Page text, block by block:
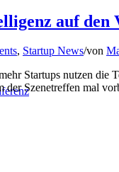
auf den
, Startup News/von
Startups nutzen die
Szenetreffen mal